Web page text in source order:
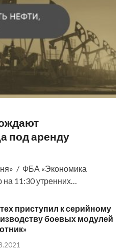
под аренду
/ ФБА «Экономика
11:30 утренних…
приступил к серийному
боевых модулей